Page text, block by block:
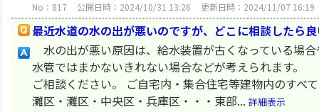
No：817 公開日時：2024/10/31 13:26 更新日時：2024/11/07 16:19
最近水道の水の出が悪いのですが、どこに相談したら
水の出が悪い原因は、給水装置が古くなっている場
水管ではまかないきれない場合などが考えられます
ご相談ください。 ご自宅内・集合住宅等建物内のす
灘区・灘区・中央区・兵庫区・・・東部... 詳細表示